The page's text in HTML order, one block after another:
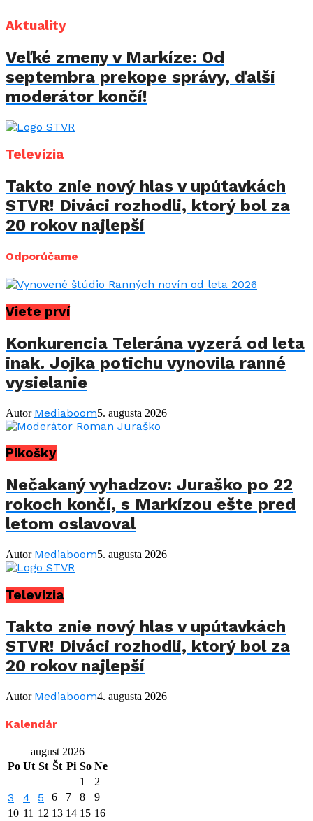
Aktuality
Veľké zmeny v Markíze: Od
septembra prekope správy, ďalší
moderátor končí!
Televízia
Takto znie nový hlas v upútavkách
STVR! Diváci rozhodli, ktorý bol za
20 rokov najlepší
Odporúčame
Viete prví
Konkurencia Telerána vyzerá od leta
inak. Jojka potichu vynovila ranné
vysielanie
Autor Mediaboom5. augusta 2026
Pikošky
Nečakaný vyhadzov: Juraško po 22
rokoch končí, s Markízou ešte pred
letom oslavoval
Autor Mediaboom5. augusta 2026
Televízia
Takto znie nový hlas v upútavkách
STVR! Diváci rozhodli, ktorý bol za
20 rokov najlepší
Autor Mediaboom4. augusta 2026
Kalendár
august 2026
Po Ut St Št Pi So Ne
1
2
3 4 5 6 7 8
9
10 11 12 13 14 15 16